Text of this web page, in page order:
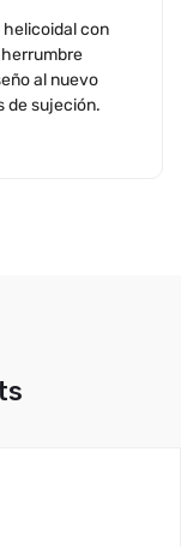
helicoidal con
al nuevo
de sujeción.